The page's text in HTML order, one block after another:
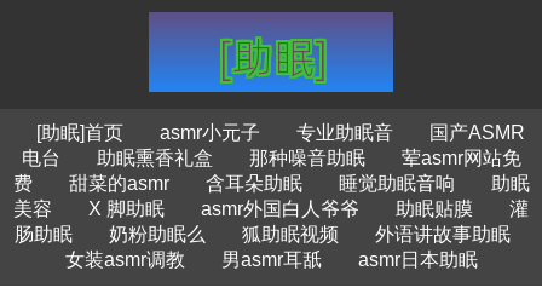
[助眠]首页 asmr小元子 专业助眠音
国产ASMR
电台
助眠熏香礼盒 那种噪音助眠
荤asmr网站免
费
甜菜的asmr 含耳朵助眠 睡觉助眠音响
助眠
美容
X 脚助眠 asmr外国白人爷爷 助眠贴膜
灌
肠助眠
奶粉助眠么 狐助眠视频
外语讲故事助眠
女装asmr调教
男asmr耳舐 asmr日本助眠